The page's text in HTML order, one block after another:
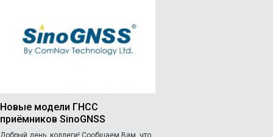
Новые модели ГНСС
приёмников SinoGNSS
Добрый день, коллеги! Сообщаем Вам, что